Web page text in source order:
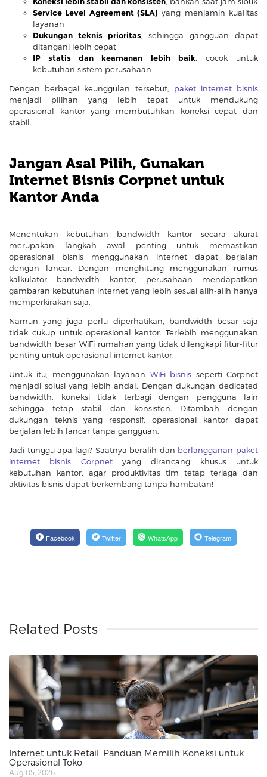
Service Level Agreement (SLA) yang menjamin kualitas
layanan
Dukungan teknis prioritas, sehingga gangguan dapat
ditangani lebih cepat
IP statis dan keamanan lebih baik, cocok untuk
kebutuhan sistem perusahaan
Dengan berbagai keunggulan tersebut, paket internet bisnis
menjadi pilihan yang lebih tepat untuk mendukung
operasional kantor yang membutuhkan koneksi cepat dan
stabil.
Jangan Asal Pilih, Gunakan
Internet Bisnis Corpnet untuk
Kantor Anda
Menentukan kebutuhan bandwidth kantor secara akurat
merupakan langkah awal penting untuk memastikan
operasional bisnis menggunakan internet dapat berjalan
dengan lancar. Dengan menghitung menggunakan rumus
kalkulator bandwidth kantor, perusahaan mendapatkan
gambaran kebutuhan internet yang lebih sesuai alih-alih hanya
memperkirakan saja.
Namun yang juga perlu diperhatikan, bandwidth besar saja
tidak cukup untuk operasional kantor. Terlebih menggunakan
bandwidth besar WiFi rumahan yang tidak dilengkapi fitur-fitur
penting untuk operasional internet kantor.
Untuk itu, menggunakan layanan WiFi bisnis seperti Corpnet
menjadi solusi yang lebih andal. Dengan dukungan dedicated
bandwidth, koneksi tidak terbagi dengan pengguna lain
sehingga tetap stabil dan konsisten. Ditambah dengan
dukungan teknis yang responsif, operasional kantor dapat
berjalan lebih lancar tanpa gangguan.
Jadi tunggu apa lagi? Saatnya beralih dan berlangganan paket
internet bisnis Corpnetyang dirancang khusus untuk
kebutuhan kantor, agar produktivitas tim tetap terjaga dan
aktivitas bisnis dapat berkembang tanpa hambatan!
Facebook Twitter WhatsApp Telegram
Related Posts
Internet untuk Retail: Panduan Memilih Koneksi untuk
Operasional Toko
Aug 05, 2026